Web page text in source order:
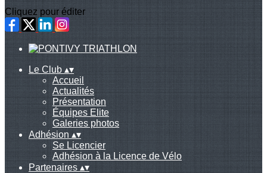
Cliquez pour éditer
Le Club ▴▾
Accueil
Actualités
Présentation
Équipes Elite
Galeries photos
Adhésion ▴▾
Se Licencier
Adhésion à la Licence de Vélo
Partenaires ▴▾